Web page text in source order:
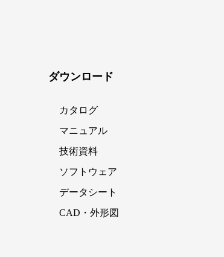
ダウンロード
カタログ
マニュアル
技術資料
ソフトウェア
データシート
CAD・外形図